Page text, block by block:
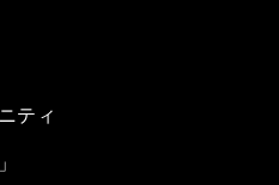
ティ